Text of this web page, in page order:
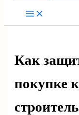
Как
покупке